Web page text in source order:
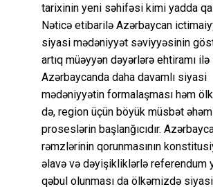
tarixinin yeni səhifəsi kimi yadda
Nəticə etibarilə Azərbaycan
siyasi mədəniyyət səviyyəsinin
artıq müəyyən dəyərlərə ehtiramı
Azərbaycanda daha davamlı siyasi
mədəniyyətin formalaşması həm
də, region üçün böyük müsbət
proseslərin başlanğıcıdır.
rəmzlərinin qorunmasının
əlavə və dəyişikliklərlə referendum
qəbul olunması da ölkəmizdə siyasi